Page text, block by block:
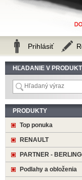
HĽADANIE V
PRODUKTY
Top ponuka
RENAULT
PARTNER -
Podlahy a obloženia
Prihlásiť